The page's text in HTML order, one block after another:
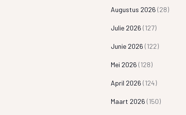
Augustus 2026 (28)
Julie 2026 (127)
Junie 2026 (122)
Mei 2026 (128)
April 2026 (124)
Maart 2026 (150)